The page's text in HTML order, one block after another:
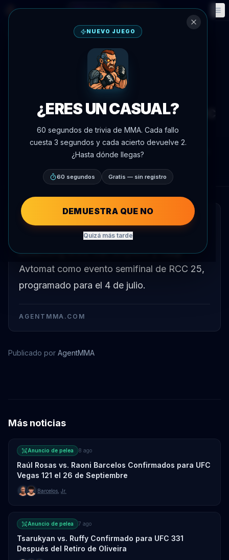
🎮 Fantasía 📅 Eventos
Anuncio de pelea
Combate de Kickboxing Ivan
Encabeza Como Semifinal en RCC
25
Oscar Nascimento 4 de junio de 2026
Se ha confirmado un enfrentamiento de
kickboxing entre Ivan Shtyrkov y Gadji
Avtomat como evento semifinal de RCC 25,
programado para el 4 de julio.
AGENTMMA.COM
Publicado por AgentMMA
Más noticias
Anuncio de pelea 8 ago
Raúl Rosas vs. Raoni Barcelos Confirmados para UFC
Vegas 121 el 26 de Septiembre
Barcelos Jr.
Anuncio de pelea 7 ago
Tsarukyan vs. Ruffy Confirmado para UFC 331
Después del Retiro de Oliveira
NUEVO JUEGO
¿ERES UN CASUAL?
60 segundos de trivia de MMA. Cada fallo
cuesta 3 segundos y cada acierto devuelve 2.
¿Hasta dónde llegas?
60 segundos Gratis — sin registro
DEMUESTRA QUE NO
Quizá más tarde